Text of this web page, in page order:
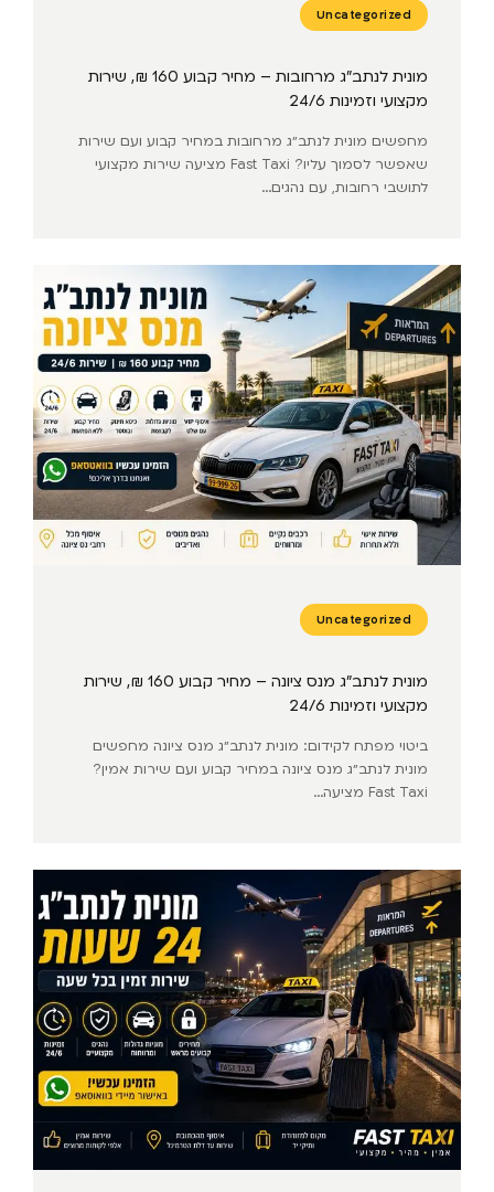
Uncategorized
מונית לנתב״ג מרחובות – מחיר קבוע 160 ₪, שירות
מקצועי וזמינות 24/6
מחפשים מונית לנתב״ג מרחובות במחיר קבוע ועם שירות
שאפשר לסמוך עליו? Fast Taxi מציעה שירות מקצועי
לתושבי רחובות, עם נהגים...
Uncategorized
מונית לנתב״ג מנס ציונה – מחיר קבוע 160 ₪, שירות
מקצועי וזמינות 24/6
ביטוי מפתח לקידום: מונית לנתב״ג מנס ציונה מחפשים
מונית לנתב״ג מנס ציונה במחיר קבוע ועם שירות אמין?
Fast Taxi מציעה...